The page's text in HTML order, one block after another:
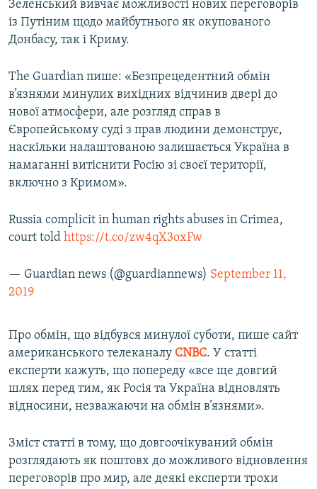
Зеленський вивчає можливості нових переговорів
із Путіним щодо майбутнього як окупованого
Донбасу, так і Криму.
Тhe Guardian пише: «Безпрецедентний обмін
в’язнями минулих вихідних відчинив двері до
нової атмосфери, але розгляд справ в
Європейському суді з прав людини демонструє,
наскільки налаштованою залишається Україна в
намаганні витіснити Росію зі своєї території,
включно з Кримом».
Russia complicit in human rights abuses in Crimea,
court told https://t.co/zw4qX3oxFw
— Guardian news (@guardiannews) September 11,
2019
Про обмін, що відбувся минулої суботи, пише сайт
американського телеканалу CNBC. У статті
експерти кажуть, що попереду «все ще довгий
шлях перед тим, як Росія та Україна відновлять
відносини, незважаючи на обмін в’язнями».
Зміст статті в тому, що довгоочікуваний обмін
розглядають як поштовх до можливого відновлення
переговорів про мир, але деякі експерти трохи